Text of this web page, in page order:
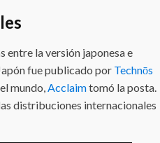
entre la versión japonesa e
fue publicado por Technōs
mundo, Acclaimtomó la posta.
distribuciones internacionales